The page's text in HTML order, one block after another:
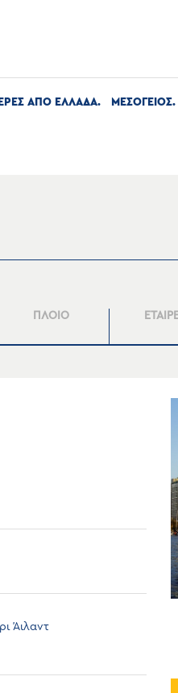
ΑΠΟ ΕΛΛΑΔΑ ΜΕΣΟΓΕΙΟΣ
ΠΛΟΙΟ
Άιλαντ